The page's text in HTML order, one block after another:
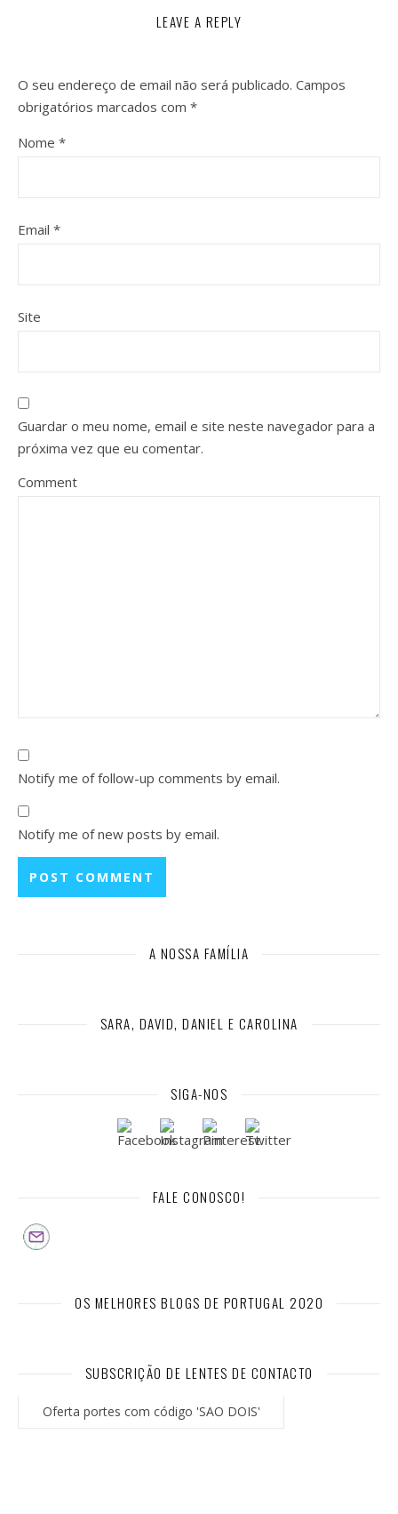
LEAVE A REPLY
O seu endereço de email não será publicado. Campos
obrigatórios marcados com *
Nome *
Email *
Site
Guardar o meu nome, email e site neste navegador para a
próxima vez que eu comentar.
Comment
Notify me of follow-up comments by email.
Notify me of new posts by email.
A NOSSA FAMÍLIA
SARA, DAVID, DANIEL E CAROLINA
SIGA-NOS
FALE CONOSCO!
OS MELHORES BLOGS DE PORTUGAL 2020
SUBSCRIÇÃO DE LENTES DE CONTACTO
Oferta portes com código 'SAO DOIS'